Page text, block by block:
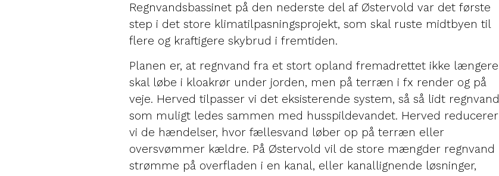
Regnvandsbassinet på den nederste del af Østervold var det første
step i det store klimatilpasningsprojekt, som skal ruste midtbyen til
flere og kraftigere skybrud i fremtiden.
Planen er, at regnvand fra et stort opland fremadrettet ikke længere
skal løbe i kloakrør under jorden, men på terræn i fx render og på
veje. Herved tilpasser vi det eksisterende system, så så lidt regnvand
som muligt ledes sammen med husspildevandet. Herved reducerer
vi de hændelser, hvor fællesvand løber op på terræn eller
oversvømmer kældre. På Østervold vil de store mængder regnvand
strømme på overfladen i en kanal, eller kanallignende løsninger,